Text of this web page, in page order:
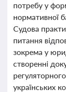
потребу у
нормативної
Судова
питання
зокрема у
створенні
українських